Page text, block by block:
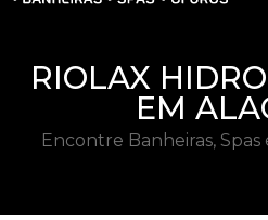
RIOLAX
EM
Encontre Banheiras,